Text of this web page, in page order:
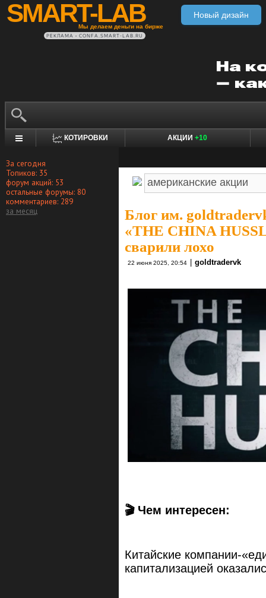
SMART-LAB
Мы делаем деньги на бирже
Новый дизайн
РЕКЛАМА • CONFA.SMART-LAB.RU
КОТИРОВКИ АКЦИИ +10
За сегодня
Топиков: 35
форум акций: 53
остальные форумы: 80
комментариев: 289
за месяц
Блог им.
«THE CHINA
сварили лохо
22 июня 2025, 20:54 goldtradervk
🎬 Чем интересен:
Китайские компании-
капитализацией